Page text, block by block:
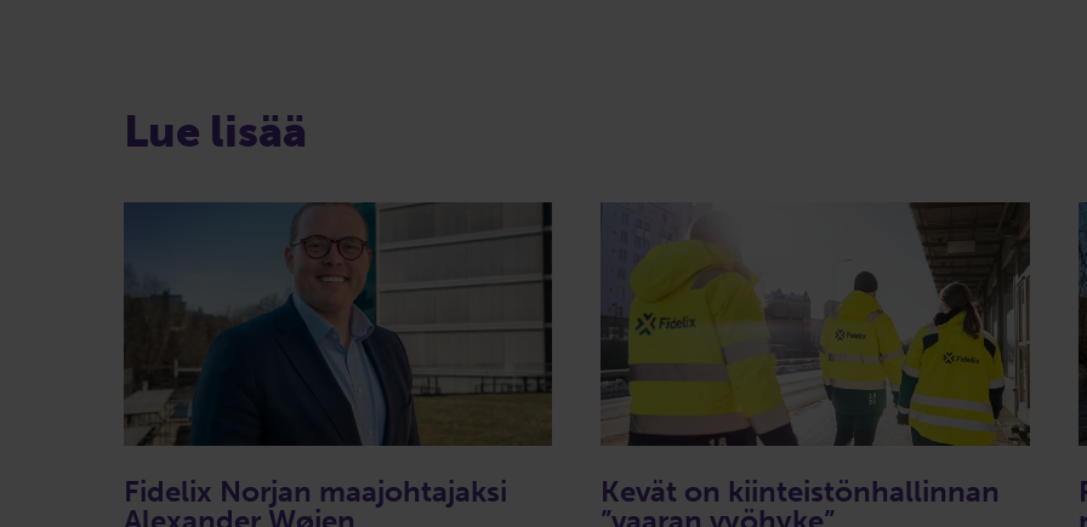
Lue lisää
Fidelix Norjan maajohtajaksi
Kevät on kiinteistönhallinnan